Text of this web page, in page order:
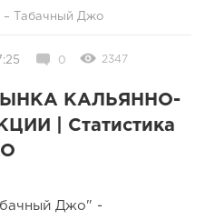
– Табачный Джо
0 2347
КАЛЬЯННО-
| Статистика
Джо" -